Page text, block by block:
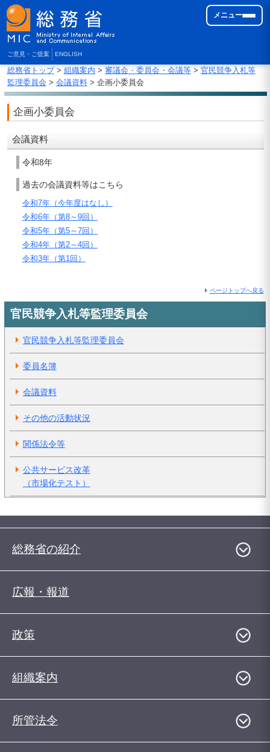
ご意見・ご提案 ENGLISH
メニュー
総務省トップ> 組織案内 > 審議会・委員会・会議等> 官民競争入札等
監理委員会 > 会議資料> 企画小委員会
企画小委員会
会議資料
令和8年
過去の会議資料等はこちら
令和7年（今年度はなし）
令和6年（第8～9回）
令和5年（第5～7回）
令和4年（第2～4回）
令和3年（第1回）
ページトップへ戻る
官民競争入札等監理委員会
官民競争入札等監理委員会
委員名簿
会議資料
その他の活動状況
関係法令等
公共サービス改革
（市場化テスト）
総務省の紹介
広報・報道
政策
組織案内
所管法令